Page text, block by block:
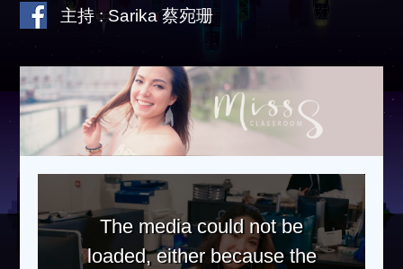
主持 : Sarika 蔡宛珊
The media could not be
loaded, either because the